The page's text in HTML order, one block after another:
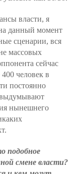
власти, я
данный момент
сценарии, вся
массовых
сейчас
человек в
постоянно
выдумывают
нынешнего
подобное
смене власти?